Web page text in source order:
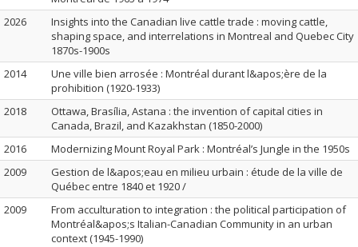
2026
Insights into the Canadian live cattle trade : moving cattle,
shaping space, and interrelations in Montreal and Quebec City
1870s-1900s
2014
Une ville bien arrosée : Montréal durant l&apos;ère de la
prohibition (1920-1933)
2018
Ottawa, Brasília, Astana : the invention of capital cities in
Canada, Brazil, and Kazakhstan (1850-2000)
2016
Modernizing Mount Royal Park : Montréal’s Jungle in the 1950s
2009
Gestion de l&apos;eau en milieu urbain : étude de la ville de
Québec entre 1840 et 1920 /
2009
From acculturation to integration : the political participation of
Montréal&apos;s Italian-Canadian Community in an urban
context (1945-1990)